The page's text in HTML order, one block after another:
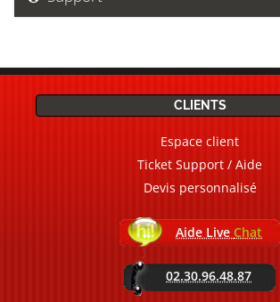
CLIENTS
Espace client
Ticket Support / Aide
Devis personnalisé
Aide Live Chat
02.30.96.48.87